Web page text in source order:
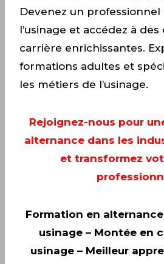
Devenez un
l’usinage et accédez à
carrière enrichissantes.
formations adultes et
les métiers de l’usinage.
Rejoignez-nous pour
alternance dans les
et transformez
Formation en
usinage – Montée en
usinage – Meilleur